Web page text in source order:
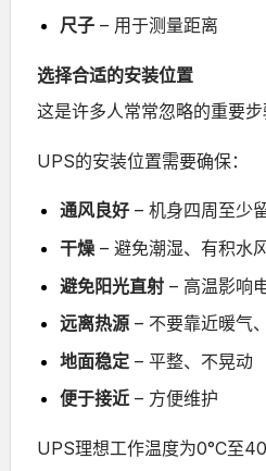
尺子– 用于测量距离
选择合适的安装位置
这是许多人常常忽略的重要步
UPS的安装位置需要确保：
通风良好– 机身四周至少
干燥– 避免潮湿、有积水
避免阳光直射– 高温影响
远离热源– 不要靠近暖气
地面稳定– 平整、不晃动
便于接近– 方便维护
UPS理想工作温度为0°C至